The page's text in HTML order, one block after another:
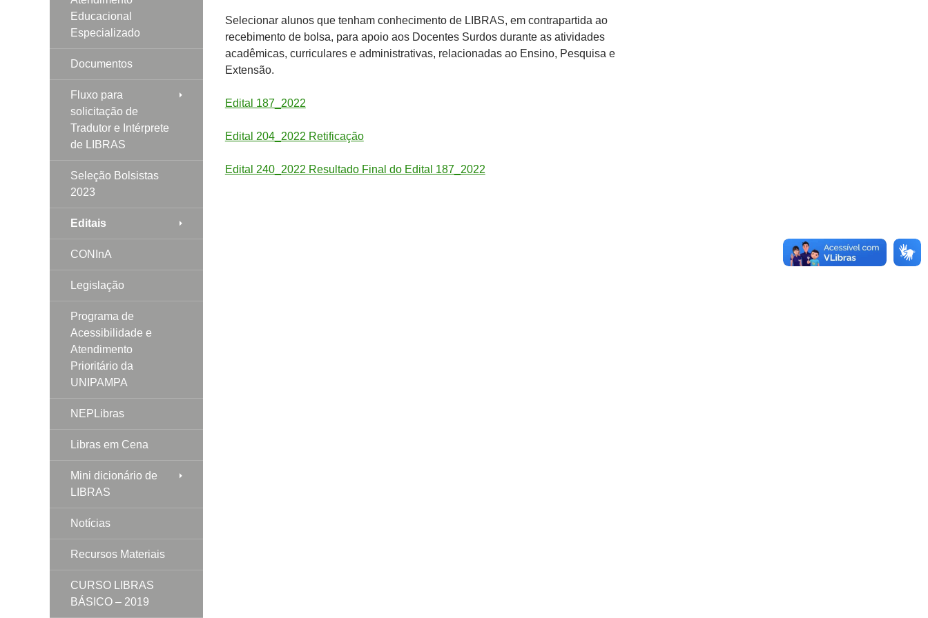
Selecionar alunos que tenham conhecimento de LIBRAS, em contrapartida ao
recebimento de bolsa, para apoio aos Docentes Surdos durante as atividades
acadêmicas, curriculares e administrativas, relacionadas ao Ensino, Pesquisa e
Extensão.
Edital 187_2022
Edital 204_2022 Retificação
Edital 240_2022 Resultado Final do Edital 187_2022
Educacional
Especializado
Documentos
Fluxo para
solicitação de
Tradutor e Intérprete
de LIBRAS
Seleção Bolsistas
2023
Editais
CONInA
Legislação
Programa de
Acessibilidade e
Atendimento
Prioritário da
UNIPAMPA
NEPLibras
Libras em Cena
Mini dicionário de
LIBRAS
Notícias
Recursos Materiais
CURSO LIBRAS
BÁSICO – 2019